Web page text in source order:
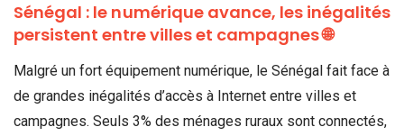
Sénégal : le numérique avance, les inégalités
persistent entre villes et campagnes 🌐
Malgré un fort équipement numérique, le Sénégal fait face à
de grandes inégalités d’accès à Internet entre villes et
campagnes. Seuls 3% des ménages ruraux sont connectés,